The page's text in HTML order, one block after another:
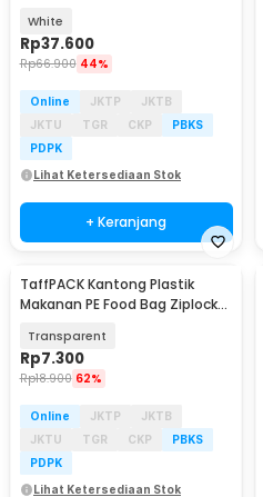
White
Rp37.600
Rp66.900 44%
Online JKTP
JKTB
JKTU
TGR CKP
PBKS
PDPK
Lihat Ketersediaan Stok
+ Keranjang
TaffPACK Kantong Plastik
Makanan PE Food Bag Ziplock
Transparent
Rp7.300
Rp18.900 62%
Online JKTP
JKTB
JKTU
TGR CKP
PBKS
PDPK
Lihat Ketersediaan Stok